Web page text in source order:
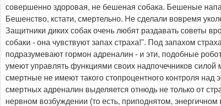
совершенно здоровая, не бешеная собака. Бешеные
Бешенство, кстати, смертельно. Не сделали вовремя
Защитники диких собак очень любят раздавать советы
собаки - она чувствуют запах страха!". Под запахом
подразумевают гормон адреналин - и эти, подобные
умеют управлять функциями своих надпочечников
смертные не имеют такого стопроцентного контроля над
смертных адреналин выделяется отнюдь не только от
нервном возбуждении (то есть, приподнятом, энергичном